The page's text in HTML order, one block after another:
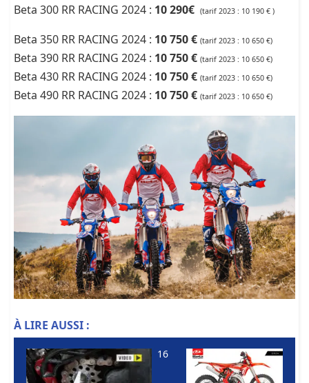
Beta 300 RR RACING 2024 : 10 290€ (tarif 2023 : 10 190 € )
Beta 350 RR RACING 2024 : 10 750 € (tarif 2023 : 10 650 €)
Beta 390 RR RACING 2024 : 10 750 € (tarif 2023 : 10 650 €)
Beta 430 RR RACING 2024 : 10 750 € (tarif 2023 : 10 650 €)
Beta 490 RR RACING 2024 : 10 750 € (tarif 2023 : 10 650 €)
À LIRE AUSSI :
16